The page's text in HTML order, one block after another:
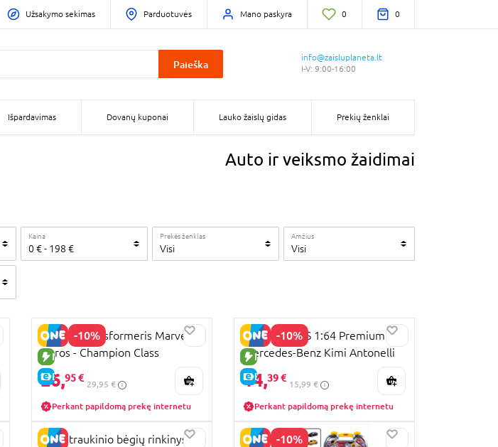
Užsakymo sekimas Parduotuvės Mano paskyra 0 0
Paieška
info@zaisluplaneta.lt
I-V: 9:00-16:00
Išpardavimas Dovanų kuponai Lauko žaislų gidas Prekių ženklai
Auto ir veiksmo žaidimai
Kaina
0 €- 198 €
Prekės ženklas
Visi
Amžius
Visi
-10%
NAUJA PREKĖ
E-KAINA
Blokees transformeris Marvel
Heros - Champion Class
Deadpool, 81116
26,95 €
29,95 €
Perkant papildomą prekę internetu
-10%
NAUJA PREKĖ
E-KAINA
HOT WHEELS 1:64 Premium F1
Mercedes-Benz Kimi Antonelli
bolidas, JKD92
14,39 €
15,99 €
Perkant papildomą prekę internetu
BRIO traukinio bėgių rinkinys
-10%